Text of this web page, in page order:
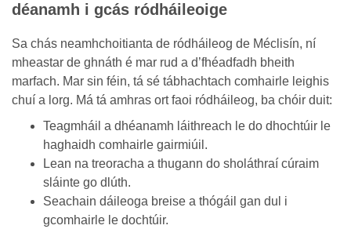
déanamh i gcás ródháileoige
Sa chás neamhchoitianta de ródháileog de Méclisín, ní
mheastar de ghnáth é mar rud a d’fhéadfadh bheith
marfach. Mar sin féin, tá sé tábhachtach comhairle leighis
chuí a lorg. Má tá amhras ort faoi ródháileog, ba chóir duit:
Teagmháil a dhéanamh láithreach le do dhochtúir le
haghaidh comhairle gairmiúil.
Lean na treoracha a thugann do sholáthraí cúraim
sláinte go dlúth.
Seachain dáileoga breise a thógáil gan dul i
gcomhairle le dochtúir.